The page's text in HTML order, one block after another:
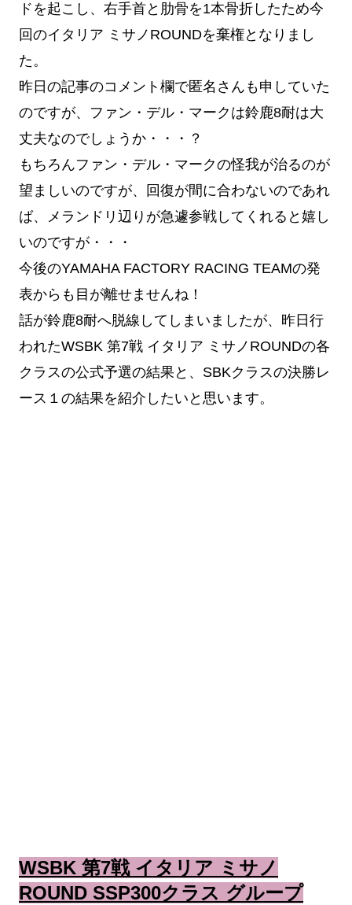
ドを起こし、右手首と肋骨を1本骨折したため今
回のイタリア ミサノROUNDを棄権となりまし
た。
昨日の記事のコメント欄で匿名さんも申していた
のですが、ファン・デル・マークは鈴鹿8耐は大
丈夫なのでしょうか・・・？
もちろんファン・デル・マークの怪我が治るのが
望ましいのですが、回復が間に合わないのであれ
ば、メランドリ辺りが急遽参戦してくれると嬉し
いのですが・・・
今後のYAMAHA FACTORY RACING TEAMの発
表からも目が離せませんね！
話が鈴鹿8耐へ脱線してしまいましたが、昨日行
われたWSBK 第7戦 イタリア ミサノROUNDの各
クラスの公式予選の結果と、SBKクラスの決勝レ
ース１の結果を紹介したいと思います。
WSBK 第7戦 イタリア ミサノ
ROUND SSP300クラス グループ